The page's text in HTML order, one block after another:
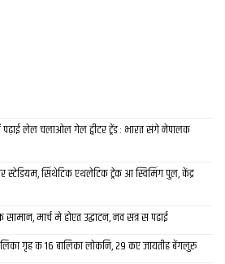
पढ़ाई लेल चलाओल गेल ट्वीटर ट्रेंड : भारत संगे नेपालक
स्‍टेडि‍यम, सिंथेटिक एथलेटिक ट्रेक आ स्विमिंग पुल, केंद्र
मार्च मे होएत उद्घाटन, नव सत्र स पढाई
गृह क 16 बालिका लोकनि, 29 कए जायतीह बेंगलुरु